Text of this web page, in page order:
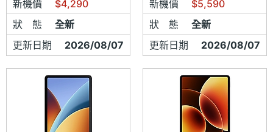
新機價
$4,290
狀 態
全新
更新日期
2026/08/07
新機價
$5,590
狀 態
全新
更新日期
2026/08/07